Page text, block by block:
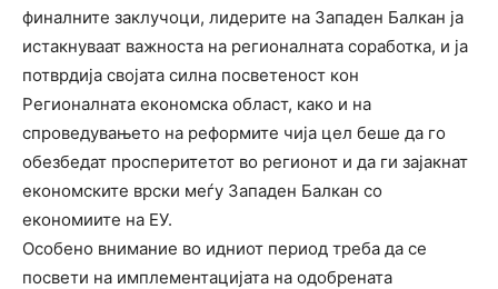
финалните заклучоци, лидерите на Западен Балкан ја
истакнуваат важноста на регионалната соработка, и ја
потврдија својата силна посветеност кон
Регионалната економска област, како и на
спроведувањето на реформите чија цел беше да го
обезбедат просперитетот во регионот и да ги зајакнат
економските врски меѓу Западен Балкан со
економиите на ЕУ.
Особено внимание во идниот период треба да се
посвети на имплементацијата на одобрената